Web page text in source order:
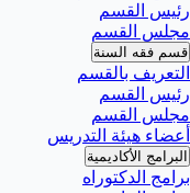
رئيس القسم
مجلس القسم
قسم فقه السنة
التعريف بالقسم
رئيس القسم
مجلس القسم
أعضاء هيئة التدريس
البرامج الأكاديمية
برامج الدكتوراه